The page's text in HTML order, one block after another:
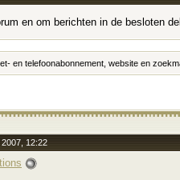
en om berichten in de besloten
en telefoonabonnement, website en
12:22